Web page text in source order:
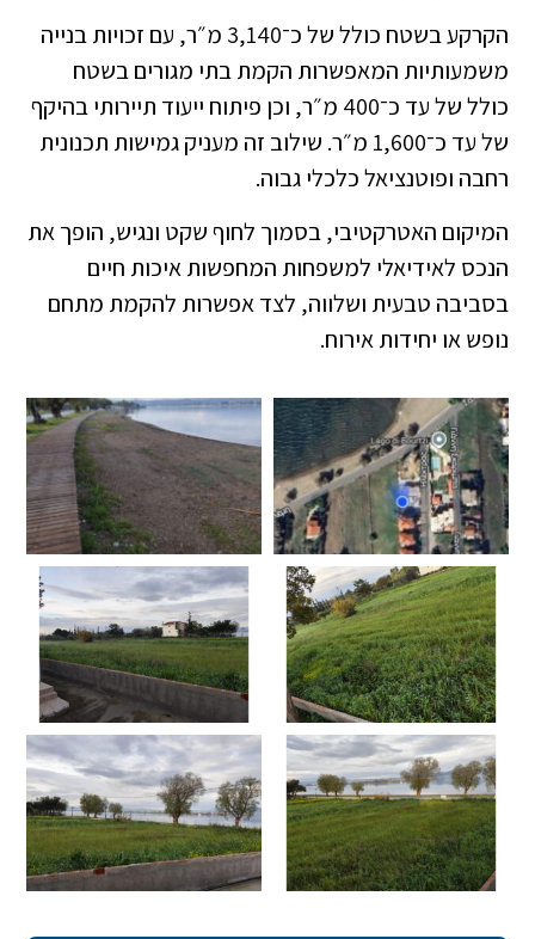
הקרקע בשטח כולל של כ־3,140 מ״ר, עם זכויות בנייה
משמעותיות המאפשרות הקמת בתי מגורים בשטח
כולל של עד כ־400 מ״ר, וכן פיתוח ייעוד תיירותי בהיקף
של עד כ־1,600 מ״ר. שילוב זה מעניק גמישות תכנונית
רחבה ופוטנציאל כלכלי גבוה.
המיקום האטרקטיבי, בסמוך לחוף שקט ונגיש, הופך את
הנכס לאידיאלי למשפחות המחפשות איכות חיים
בסביבה טבעית ושלווה, לצד אפשרות להקמת מתחם
נופש או יחידות אירוח.